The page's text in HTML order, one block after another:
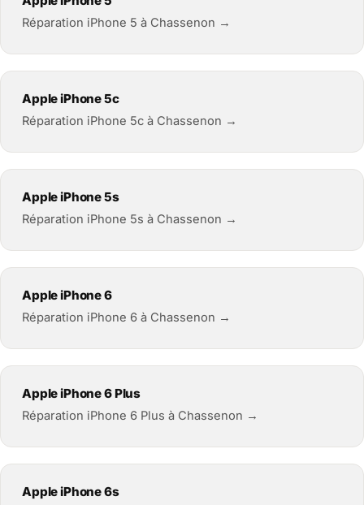
Réparation iPhone 5 à Chassenon →
Apple iPhone 5c
Réparation iPhone 5c à Chassenon →
Apple iPhone 5s
Réparation iPhone 5s à Chassenon →
Apple iPhone 6
Réparation iPhone 6 à Chassenon →
Apple iPhone 6 Plus
Réparation iPhone 6 Plus à Chassenon →
Apple iPhone 6s